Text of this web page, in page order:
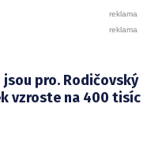
pro. Rodičovský
vzroste na 400 tisíc